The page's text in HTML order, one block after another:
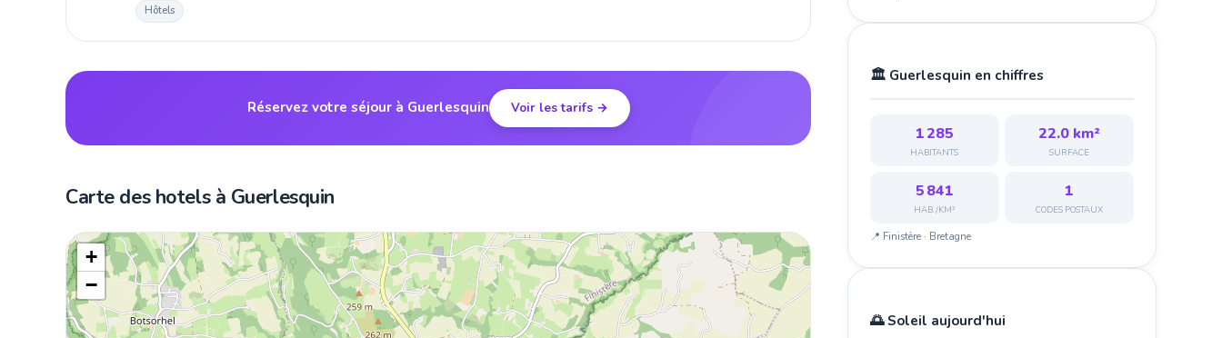
Hôtels
Réservez votre séjour à Guerlesquin Voir les tarifs →
Carte des hotels à Guerlesquin
+
−
🏛️ Guerlesquin en chiffres
1 285
HABITANTS
22.0 km²
SURFACE
5 841
HAB./KM²
1
CODES POSTAUX
📍 Finistère · Bretagne
🌅 Soleil aujourd'hui